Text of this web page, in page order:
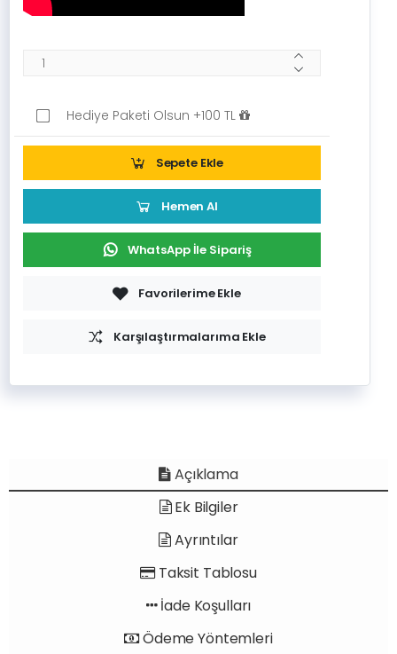
Hediye Paketi Olsun +100 TL
Sepete Ekle
Hemen Al
WhatsApp İle Sipariş
Favorilerime Ekle
Karşılaştırmalarıma Ekle
Açıklama
Ek Bilgiler
Ayrıntılar
Taksit Tablosu
İade Koşulları
Ödeme Yöntemleri